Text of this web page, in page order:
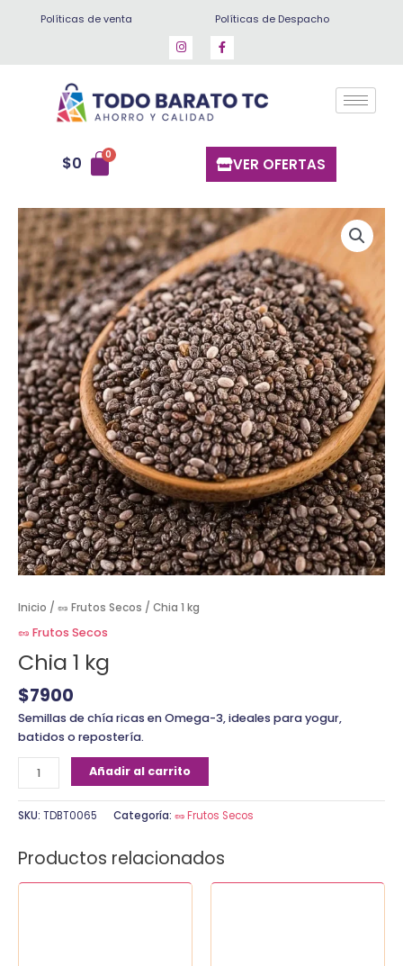
Políticas de venta Políticas de Despacho
$0 VER OFERTAS
Inicio / 🥜 Frutos Secos / Chia 1 kg
🥜 Frutos Secos
Chia 1 kg
$7900
Semillas de chía ricas en Omega-3, ideales para yogur,
batidos o repostería.
Chia
kg
cantidad
Añadir al carrito
SKU: TDBT0065 Categoría: 🥜 Frutos Secos
Productos relacionados